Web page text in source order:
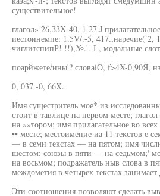
существительное!
глагол» 26,ЗЗХ-40, 1 27.J
иестоинемпе: 1.5V/.-5, 417.,наречие( 2,
чиглитспипР! !!),№.'.-I , модальные
поарйжете/ины'? словаiО, f>4X-0,90Я,
0, 037.-0, 66Х.
Имя сущестритель мое* из
стоит в тавлице на первом месте;
на »»тором; имя прилагательное во
•• месте; местоимение иа 11 текстов е
— в семи текстах — на пятом; имя
шестом; союзы в пяти — на седьмом;'
на восьмом; подражатель ныв слова в
междометия в четырех текстах занимает
Эти соотношения позволяют сделать